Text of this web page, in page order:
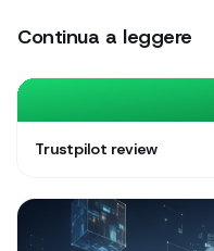
Continua a leggere
Trustpilot review